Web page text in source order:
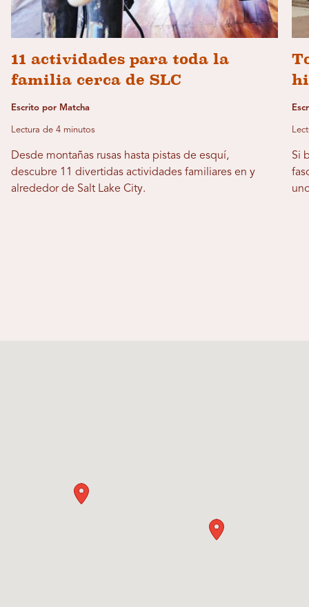
11 actividades para toda la
familia cerca de SLC
Escrito por Matcha
Lectura de 4 minutos
Desde montañas rusas hasta pistas de esquí,
descubre 11 divertidas actividades familiares en y
alrededor de Salt Lake City.
Si